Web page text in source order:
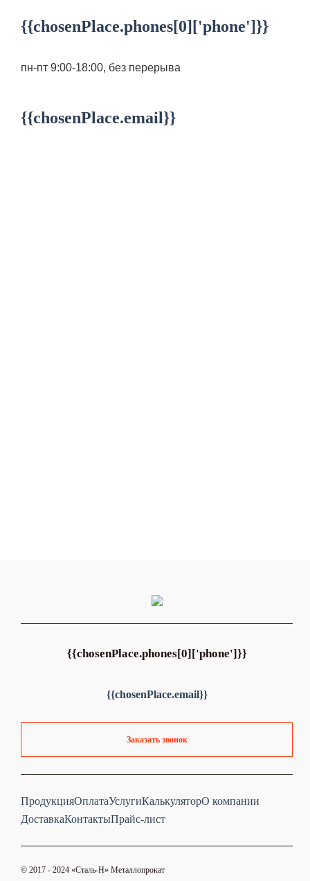
{{chosenPlace.phones[0]['phone']}}
{{chosenPlace.email}}
пн-пт 9:00-18:00, без перерыва
ПродукцияОплатаУслугиКалькуляторО компании
ДоставкаКонтактыПрайс-лист
{{chosenPlace.phones[0]['phone']}}
{{chosenPlace.email}}
Заказать звонок
© 2017 - 2024 «Cталь-Н» Металлопрокат